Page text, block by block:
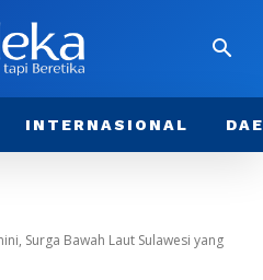
INTERNASIONAL
Surga Bawah Laut Sulawesi yang